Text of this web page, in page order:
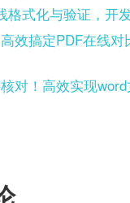
格式化与验证，开
效搞定PDF在线对
对！高效实现